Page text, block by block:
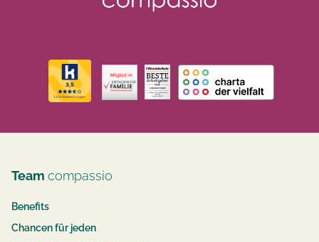
Team compassio
Benefits
Chancen für jeden